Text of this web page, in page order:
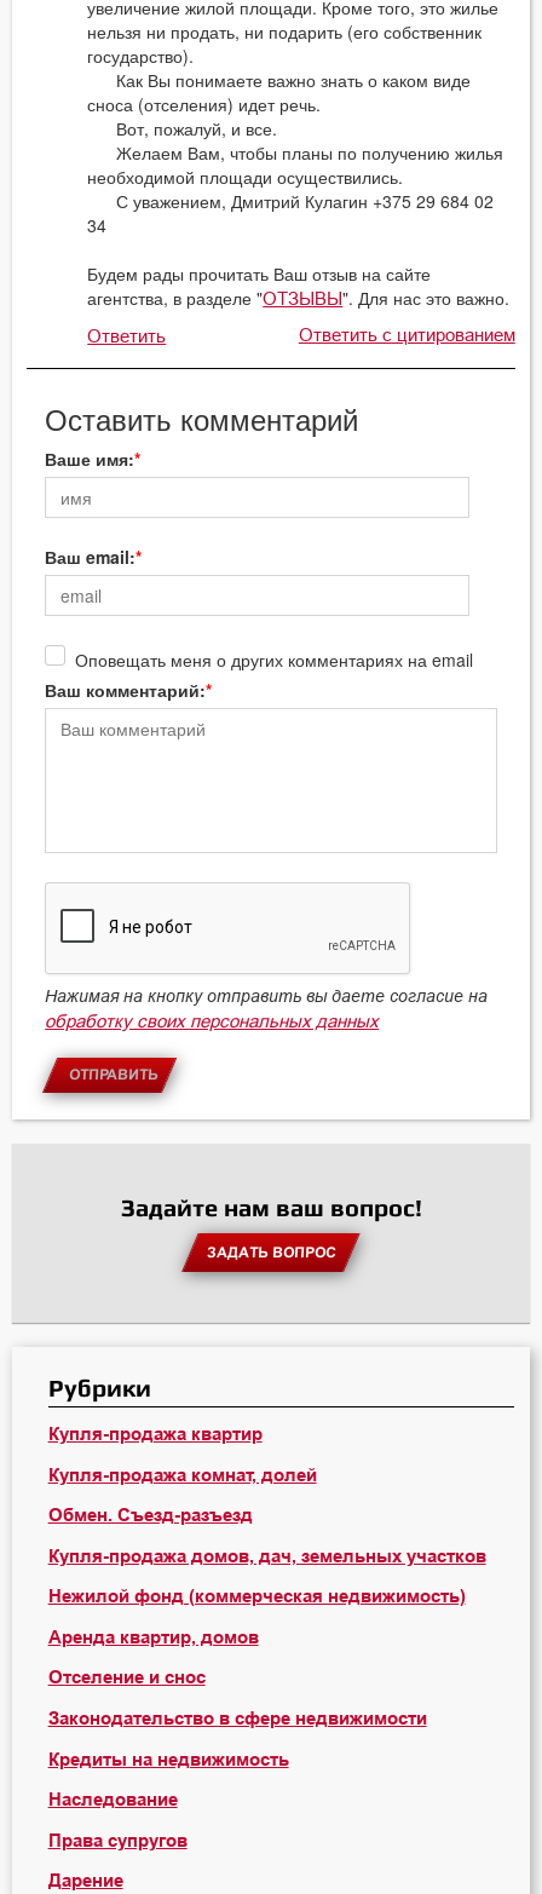
увеличение жилой площади. Кроме того, это жилье
нельзя ни продать, ни подарить (его собственник
государство).
Как Вы понимаете важно знать о каком виде
сноса (отселения) идет речь.
Вот, пожалуй, и все.
Желаем Вам, чтобы планы по получению жилья
необходимой площади осуществились.
С уважением, Дмитрий Кулагин +375 29 684 02
34
Будем рады прочитать Ваш отзыв на сайте
агентства, в разделе "ОТЗЫВЫ". Для нас это важно.
Ответить Ответить с цитированием
Оставить комментарий
Ваше имя:
Ваш email:
Оповещать меня о других комментариях на email
Ваш комментарий:
Нажимая на кнопку отправить вы даете согласие на
обработку своих персональных данных
ОТПРАВИТЬ
Задайте нам ваш вопрос!
ЗАДАТЬ ВОПРОС
Рубрики
Купля-продажа квартир
Купля-продажа комнат, долей
Обмен. Съезд-разъезд
Купля-продажа домов, дач, земельных участков
Нежилой фонд (коммерческая недвижимость)
Аренда квартир, домов
Отселение и снос
Законодательство в сфере недвижимости
Кредиты на недвижимость
Наследование
Права супругов
Дарение